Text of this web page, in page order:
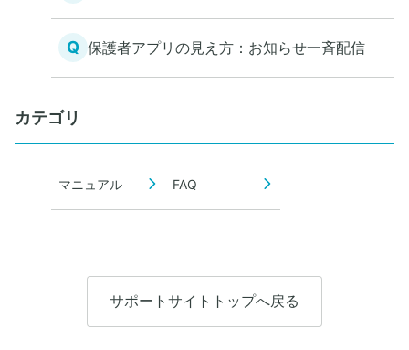
Q 保護者アプリの見え方：お知らせ一斉配信
カテゴリ
マニュアル FAQ
サポートサイトトップへ戻る